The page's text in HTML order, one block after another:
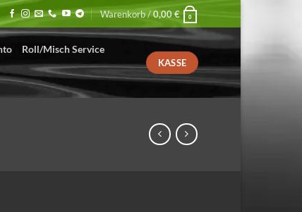
Warenkorb /0,00€ 0
Roll/Misch Service
KASSE